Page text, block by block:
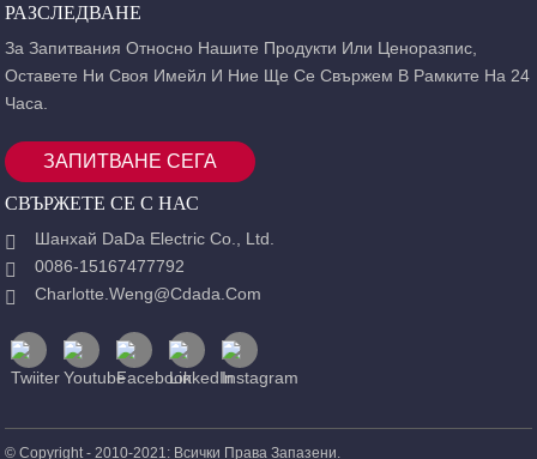
РАЗСЛЕДВАНЕ
За Запитвания Относно Нашите Продукти Или Ценоразпис,
Оставете Ни Своя Имейл И Ние Ще Се Свържем В Рамките На 24
Часа.
ЗАПИТВАНЕ СЕГА
СВЪРЖЕТЕ СЕ С НАС
Шанхай DaDa Electric Co., Ltd.
0086-15167477792
Charlotte.weng@cdada.com
© Copyright - 2010-2021: Всички Права Запазени.